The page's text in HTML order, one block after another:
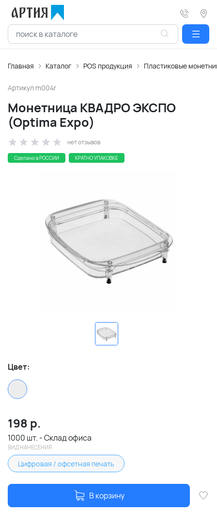
Главная Каталог POS продукция Пластиковые
Артикул m004r
Монетница КВАДРО ЭКСПО
(Optima Expo)
нет отзывов
Сделано в РОССИИ КРАТНО УПАКОВКЕ
Цвет:
198 р.
1000 шт. - Склад офиса
ВИД НАНЕСЕНИЯ
Цифровая / офсетная печать
В корзину